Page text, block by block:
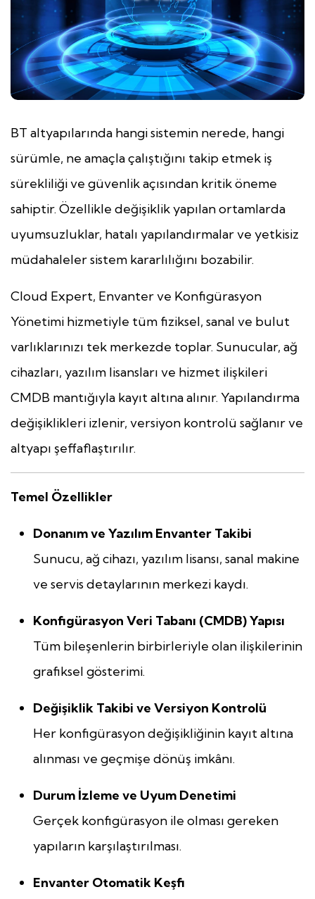
BT altyapılarında hangi sistemin nerede, hangi
sürümle, ne amaçla çalıştığını takip etmek iş
sürekliliği ve güvenlik açısından kritik öneme
sahiptir. Özellikle değişiklik yapılan ortamlarda
uyumsuzluklar, hatalı yapılandırmalar ve yetkisiz
müdahaleler sistem kararlılığını bozabilir.
Cloud Expert, Envanter ve Konfigürasyon
Yönetimi hizmetiyle tüm fiziksel, sanal ve bulut
varlıklarınızı tek merkezde toplar. Sunucular, ağ
cihazları, yazılım lisansları ve hizmet ilişkileri
CMDB mantığıyla kayıt altına alınır. Yapılandırma
değişiklikleri izlenir, versiyon kontrolü sağlanır ve
altyapı şeffaflaştırılır.
Temel Özellikler
Donanım ve Yazılım Envanter Takibi
Sunucu, ağ cihazı, yazılım lisansı, sanal makine
ve servis detaylarının merkezi kaydı.
Konfigürasyon Veri Tabanı (CMDB) Yapısı
Tüm bileşenlerin birbirleriyle olan ilişkilerinin
grafiksel gösterimi.
Değişiklik Takibi ve Versiyon Kontrolü
Her konfigürasyon değişikliğinin kayıt altına
alınması ve geçmişe dönüş imkânı.
Durum İzleme ve Uyum Denetimi
Gerçek konfigürasyon ile olması gereken
yapıların karşılaştırılması.
Envanter Otomatik Keşfi